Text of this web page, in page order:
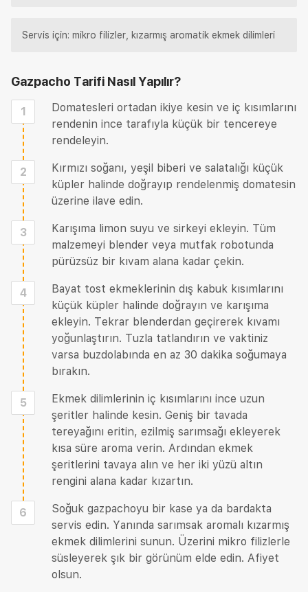
Servis için: mikro filizler, kızarmış aromatik ekmek dilimleri
Gazpacho Tarifi Nasıl Yapılır?
1
Domatesleri ortadan ikiye kesin ve iç kısımlarını
rendenin ince tarafıyla küçük bir tencereye
rendeleyin.
2
Kırmızı soğanı, yeşil biberi ve salatalığı küçük
küpler halinde doğrayıp rendelenmiş domatesin
üzerine ilave edin.
3
Karışıma limon suyu ve sirkeyi ekleyin. Tüm
malzemeyi blender veya mutfak robotunda
pürüzsüz bir kıvam alana kadar çekin.
4
Bayat tost ekmeklerinin dış kabuk kısımlarını
küçük küpler halinde doğrayın ve karışıma
ekleyin. Tekrar blenderdan geçirerek kıvamı
yoğunlaştırın. Tuzla tatlandırın ve vaktiniz
varsa buzdolabında en az 30 dakika soğumaya
bırakın.
5
Ekmek dilimlerinin iç kısımlarını ince uzun
şeritler halinde kesin. Geniş bir tavada
tereyağını eritin, ezilmiş sarımsağı ekleyerek
kısa süre aroma verin. Ardından ekmek
şeritlerini tavaya alın ve her iki yüzü altın
rengini alana kadar kızartın.
6
Soğuk gazpachoyu bir kase ya da bardakta
servis edin. Yanında sarımsak aromalı kızarmış
ekmek dilimlerini sunun. Üzerini mikro filizlerle
süsleyerek şık bir görünüm elde edin. Afiyet
olsun.